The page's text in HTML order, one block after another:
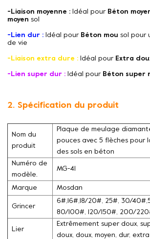
-Liaison moyenne : Idéal pour Béton
moyen sol
-Lien dur : Idéal pour Béton mou sol pour
de vie
-Liaison extra dure : Idéal pour Extra
-Lien super dur : Idéal pour Béton super
2. Spécification du produit
Nom du
produit
Plaque de meulage
pouces avec 5 flèches pour
des sols en béton
Numéro de
modèle.
MG-41
Marque Mosdan
Grincer
6#,16#,18/20#, 25#, 30/
80/100#, 120/150#, 200/
Lier
Extrêmement super doux,
doux, doux, moyen, dur,